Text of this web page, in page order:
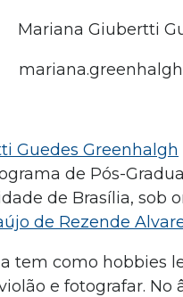
Mariana Giubertti
Guedes Greenhalgh
de Pós-
de Brasília, sob
de Rezende
tem como hobbies
e fotografar. No